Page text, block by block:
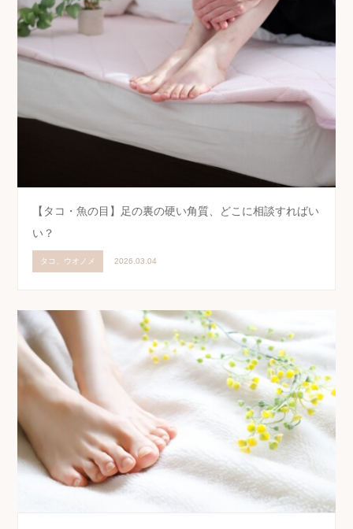
【タコ・魚の目】足の裏の硬い角質、どこに相談すればい
い？
タコ、ウオノメ 2026.03.04